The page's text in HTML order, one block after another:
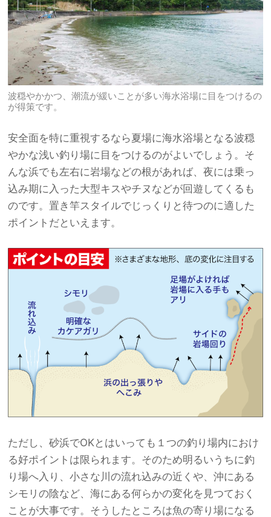
波穏やかかつ、潮流が緩いことが多い海水浴場に目をつけるの
が得策です。
安全面を特に重視するなら夏場に海水浴場となる波穏
やかな浅い釣り場に目をつけるのがよいでしょう。そ
んな浜でも左右に岩場などの根があれば、夜には乗っ
込み期に入った大型キスやチヌなどが回遊してくるも
のです。置き竿スタイルでじっくりと待つのに適した
ポイントだといえます。
ただし、砂浜でOKとはいっても１つの釣り場内におけ
る好ポイントは限られます。そのため明るいうちに釣
り場へ入り、小さな川の流れ込みの近くや、沖にある
シモリの陰など、海にある何らかの変化を見つておく
ことが大事です。そうしたところは魚の寄り場になる